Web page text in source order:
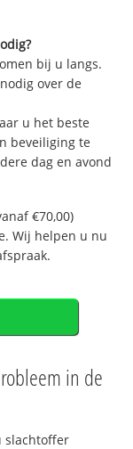
bij u langs.
over de
u het beste
beveiliging te
dag en avond
€70,00)
Wij helpen u nu
in de
slachtoffer